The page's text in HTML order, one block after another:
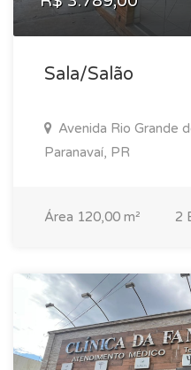
Sala/Salão
Avenida Rio Grande
Paranavaí, PR
Área 120,00 m² 2